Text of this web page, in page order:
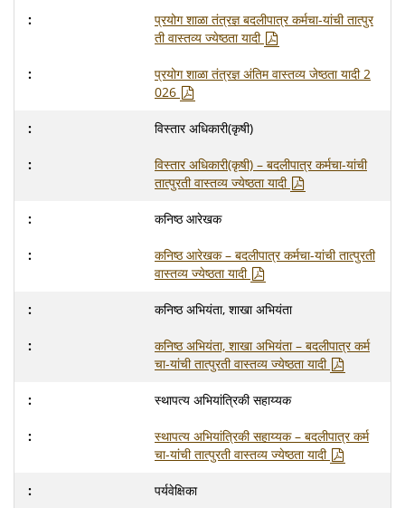
प्रयोग शाळा तंत्रज्ञ बदलीपात्र कर्मचा-यांची तात्पुर
ती वास्तव्य ज्येष्ठता यादी
प्रयोग शाळा तंत्रज्ञ अंतिम वास्तव्य जेष्ठता यादी 2
026
विस्तार अधिकारी(कृषी)
विस्तार अधिकारी(कृषी) – बदलीपात्र कर्मचा-यांची
तात्पुरती वास्तव्य ज्येष्ठता यादी
कनिष्ठ आरेखक
कनिष्ठ आरेखक – बदलीपात्र कर्मचा-यांची तात्पुरती
वास्तव्य ज्येष्ठता यादी
कनिष्ठ अभियंता, शाखा अभियंता
कनिष्ठ अभियंता, शाखा अभियंता – बदलीपात्र कर्म
चा-यांची तात्पुरती वास्तव्य ज्येष्ठता यादी
स्थापत्य अभियांत्रिकी सहाय्यक
स्थापत्य अभियांत्रिकी सहाय्यक – बदलीपात्र कर्म
चा-यांची तात्पुरती वास्तव्य ज्येष्ठता यादी
पर्यवेक्षिका